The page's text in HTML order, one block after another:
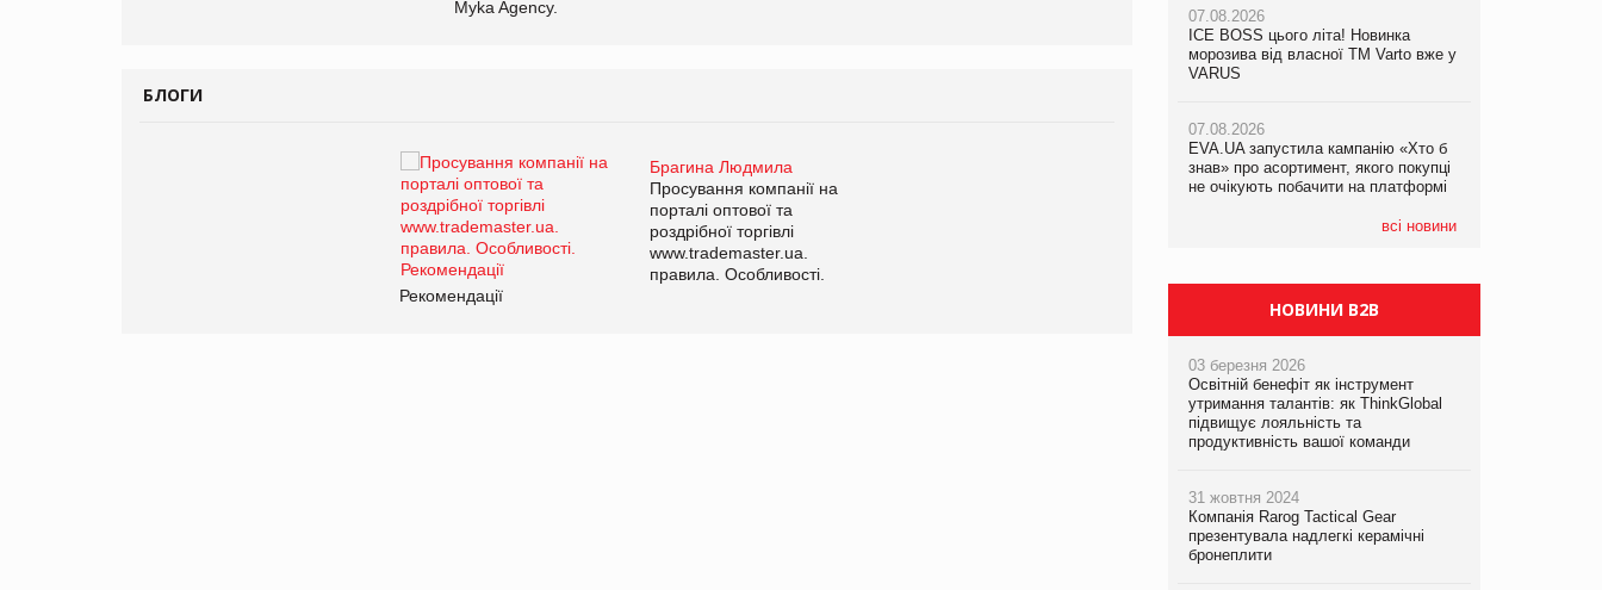
Myka Agency.
БЛОГИ
Брагина Людмила
Просування компанії на
порталі оптової та
роздрібної торгівлі
www.trademaster.ua.
правила. Особливості.
Рекомендації
Брагина Людмила
Просування компанії на
07.08.2026
ICE BOSS цього літа! Новинка
морозива від власної ТМ Varto вже у
VARUS
07.08.2026
EVA.UA запустила кампанію «Хто б
знав» про асортимент, якого покупці
не очікують побачити на платформі
всі новини
06.08.2026
Смачна новинка для хвостатих: у
VARUS з’явилися паучі Varto Paw
05.08.2026
Мережа супермаркетів VARUS купує
мережу магазинів формату
компанія налічуватиме 374 магазини
07.08.2026
Франція заборонила рекламні дзвінки
НОВИНИ B2B
03 березня 2026
Освітній бенефіт як інструмент
утримання талантів: як ThinkGlobal
підвищує лояльність та
продуктивність вашої команди
31 жовтня 2024
Компанія Rarog Tactical Gear
презентувала надлегкі керамічні
бронеплити